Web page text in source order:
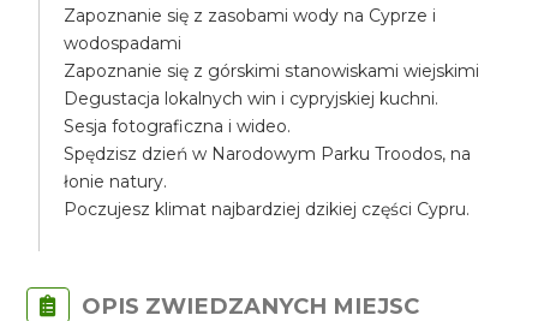
Zapoznanie się z zasobami wody na Cyprze i
wodospadami
Zapoznanie się z górskimi stanowiskami wiejskimi
Degustacja lokalnych win i cypryjskiej kuchni.
Sesja fotograficzna i wideo.
Spędzisz dzień w Narodowym Parku Troodos, na
łonie natury.
Poczujesz klimat najbardziej dzikiej części Cypru.
OPIS ZWIEDZANYCH MIEJSC